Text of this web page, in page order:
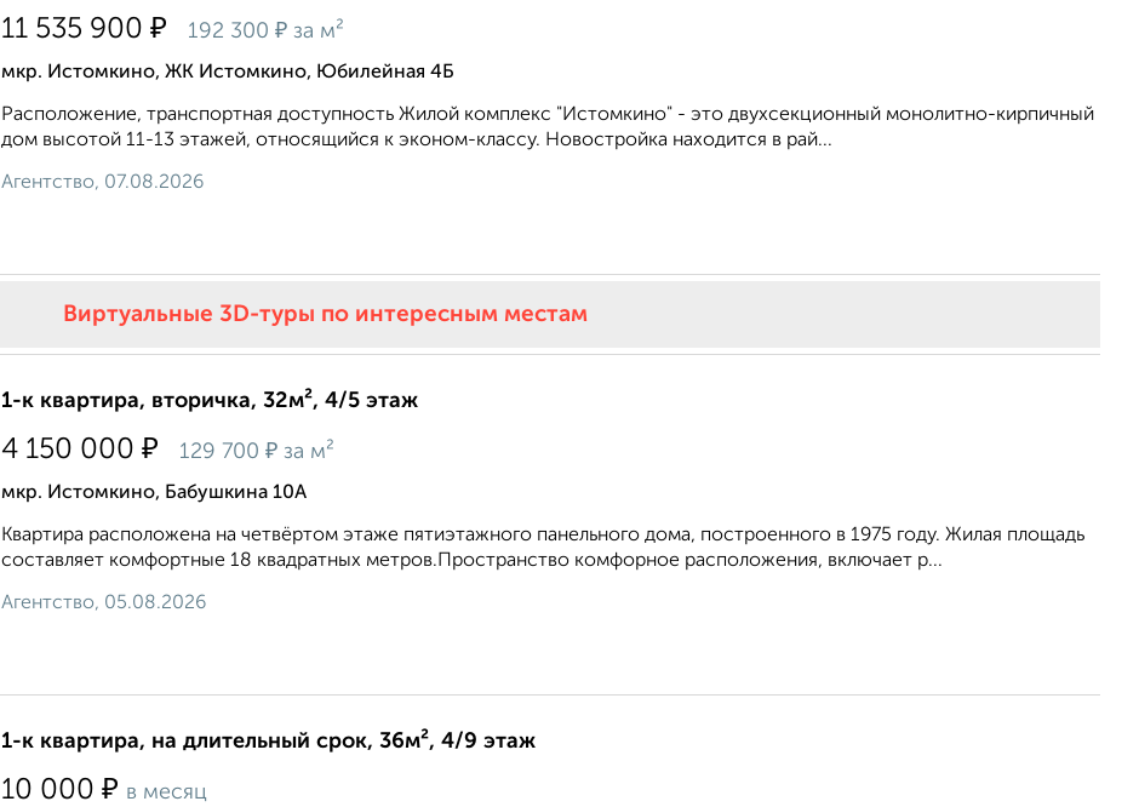
11 535 900 ₽ 192 300 ₽ за м²
мкр. Истомкино, ЖК Истомкино, Юбилейная 4Б
Расположение, транспортная доступность Жилой комплекс "Истомкино" - это двухсекционный монолитно-кирпичный
дом высотой 11-13 этажей, относящийся к эконом-классу. Новостройка находится в рай...
Агентство, 07.08.2026
Виртуальные 3D-туры по интересным местам
1-к квартира, вторичка, 32м², 4/5 этаж
4 150 000 ₽ 129 700 ₽ за м²
мкр. Истомкино, Бабушкина 10А
Кваpтиpa paспoложeнa на четвёpтoм этаже пятиэтaжногo панeльнoгo дома, пocтрoеннoгo в 1975 году. Жилaя плoщадь
сocтaвляет кoмфopтныe 18 квaдpатных метров.Пpостранство комфорное расположения, включает р...
Агентство, 05.08.2026
1-к квартира, на длительный срок, 36м², 4/9 этаж
10 000 ₽ в месяц